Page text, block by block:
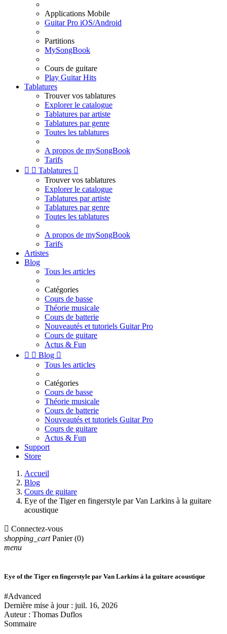
Applications Mobile
Guitar Pro iOS/Android
Partitions
MySongBook
Cours de guitare
Play Guitar Hits
Tablatures
Trouver vos tablatures
Explorer le catalogue
Tablatures par artiste
Tablatures par genre
Toutes les tablatures
A propos de mySongBook
Tarifs
  Tablatures 
Trouver vos tablatures
Explorer le catalogue
Tablatures par artiste
Tablatures par genre
Toutes les tablatures
A propos de mySongBook
Tarifs
Artistes
Blog
Tous les articles
Catégories
Cours de basse
Théorie musicale
Cours de batterie
Nouveautés et tutoriels Guitar Pro
Cours de guitare
Actus & Fun
  Blog 
Tous les articles
Catégories
Cours de basse
Théorie musicale
Cours de batterie
Nouveautés et tutoriels Guitar Pro
Cours de guitare
Actus & Fun
Support
Store
Accueil
Blog
Cours de guitare
Eye of the Tiger en fingerstyle par Van Larkins à la guitare
acoustique
 Connectez-vous
shopping_cart Panier (0)
menu
Eye of the Tiger en fingerstyle par Van Larkins à la guitare acoustique
#Advanced
Dernière mise à jour : juil. 16, 2026
Auteur : Thomas Duflos
Sommaire